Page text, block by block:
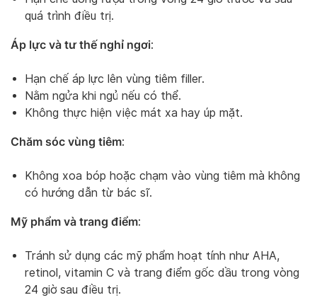
quá trình điều trị.
Áp lực và tư thế nghỉ ngơi:
Hạn chế áp lực lên vùng tiêm filler.
Nằm ngửa khi ngủ nếu có thể.
Không thực hiện việc mát xa hay úp mặt.
Chăm sóc vùng tiêm:
Không xoa bóp hoặc chạm vào vùng tiêm mà không
có hướng dẫn từ bác sĩ.
Mỹ phẩm và trang điểm:
Tránh sử dụng các mỹ phẩm hoạt tính như AHA,
retinol, vitamin C và trang điểm gốc dầu trong vòng
24 giờ sau điều trị.